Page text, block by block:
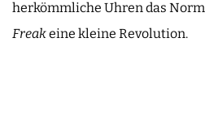
herkömmliche Uhren das
Freakeine kleine Revolution.